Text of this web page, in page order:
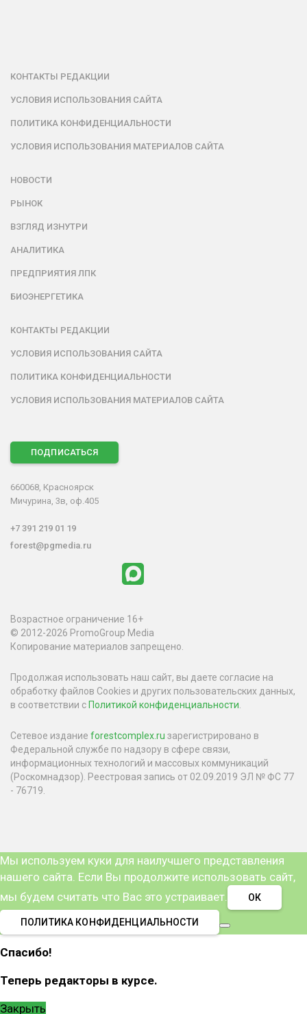
КОНТАКТЫ РЕДАКЦИИ
УСЛОВИЯ ИСПОЛЬЗОВАНИЯ САЙТА
ПОЛИТИКА КОНФИДЕНЦИАЛЬНОСТИ
УСЛОВИЯ ИСПОЛЬЗОВАНИЯ МАТЕРИАЛОВ САЙТА
НОВОСТИ
РЫНОК
ВЗГЛЯД ИЗНУТРИ
АНАЛИТИКА
ПРЕДПРИЯТИЯ ЛПК
БИОЭНЕРГЕТИКА
КОНТАКТЫ РЕДАКЦИИ
УСЛОВИЯ ИСПОЛЬЗОВАНИЯ САЙТА
ПОЛИТИКА КОНФИДЕНЦИАЛЬНОСТИ
УСЛОВИЯ ИСПОЛЬЗОВАНИЯ МАТЕРИАЛОВ САЙТА
ПОДПИСАТЬСЯ
660068, Красноярск
Мичурина, 3в, оф.405
+7 391 219 01 19
forest@pgmedia.ru
Возрастное ограничение 16+
© 2012-2026 PromoGroup Media
Копирование материалов запрещено.
Продолжая использовать наш сайт, вы даете согласие на
обработку файлов Cookies и других пользовательских данных,
в соответствии с Политикой конфиденциальности
Сетевое издание forestcomplex.ru зарегистрировано в
Федеральной службе по надзору в сфере связи,
информационных технологий и массовых коммуникаций
(Роскомнадзор). Реестровая запись от 02.09.2019 ЭЛ № ФС 77
- 76719.
Мы используем куки для наилучшего представления
нашего сайта. Если Вы продолжите использовать сайт,
мы будем считать что Вас это устраивает.
ОК
ПОЛИТИКА КОНФИДЕНЦИАЛЬНОСТИ
Спасибо!
Теперь редакторы в курсе.
Закрыть